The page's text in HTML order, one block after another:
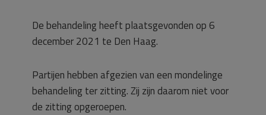
De behandeling heeft plaatsgevonden op 6
december 2021 te Den Haag.
Partijen hebben afgezien van een mondelinge
behandeling ter zitting. Zij zijn daarom niet voor
de zitting opgeroepen.